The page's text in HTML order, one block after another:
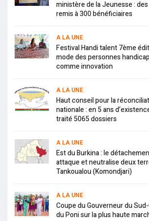
ministère de la Jeunesse :
remis à 300 bénéficiaires
A LA UNE
Festival Handi talent 7ème
mode des personnes
comme innovation
A LA UNE
Haut conseil pour la
nationale : en 5 ans
traité 5065 dossiers
A LA UNE
Est du Burkina : le
attaque et neutralise deux
Tankoualou (Komondjari)
A LA UNE
Coupe du Gouverneur du
du Poni sur la plus haute